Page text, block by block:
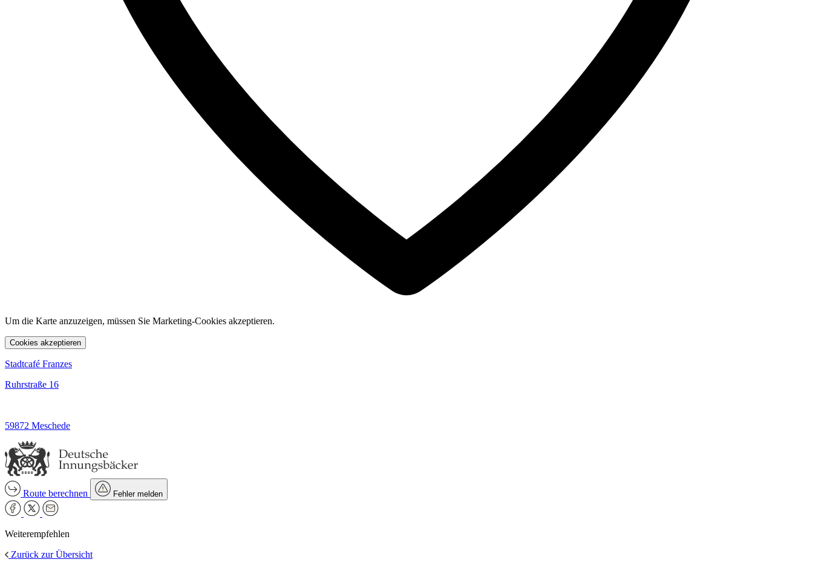
Um die Karte anzuzeigen, müssen Sie Marketing-Cookies akzeptieren.
Cookies akzeptieren
Stadtcafé Franzes
Ruhrstraße 16
59872 Meschede
Route berechnen Fehler melden
Weiterempfehlen
Zurück zur Übersicht